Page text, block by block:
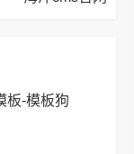
板-模板狗